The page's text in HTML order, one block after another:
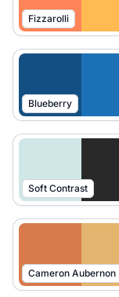
Fizzarolli
Blueberry
Soft Contrast
Cameron Aubernon